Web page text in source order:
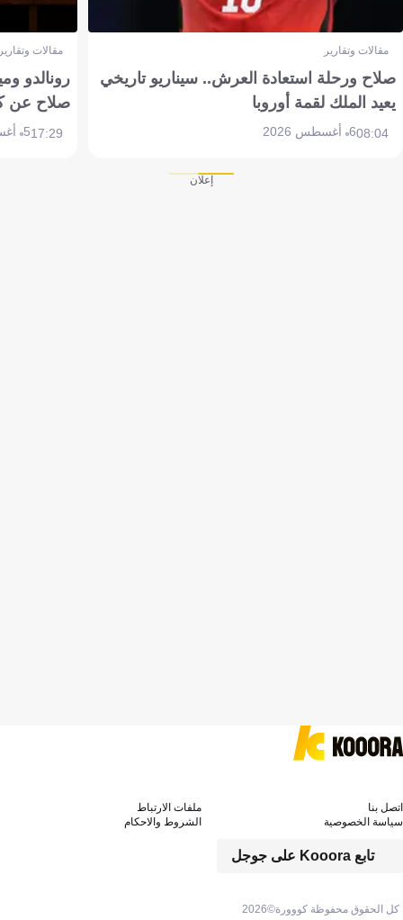
مقالات وتقارير
صلاح ورحلة استعادة العرش.. سيناريو تاريخي
يعيد الملك لقمة أوروبا
08:046 أغسطس 2026
مقالات
رونالدو
صلاح عن
17:295 أغسطس 2026
إعلان
كل الحقوق محفوظة كووورة©2026
تابع Kooora على جوجل
اتصل بنا
ملفات الارتباط
سياسة الخصوصية
الشروط والاحكام